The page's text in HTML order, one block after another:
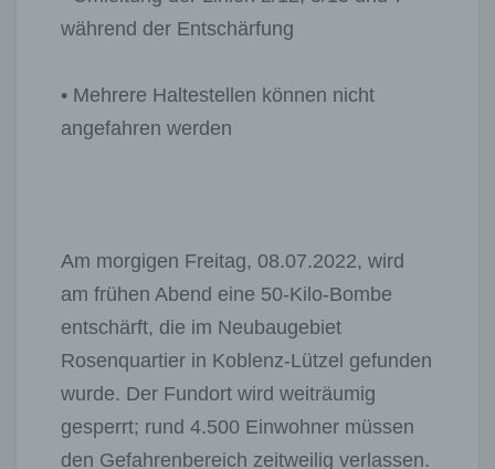
während der Entschärfung
• Mehrere Haltestellen können nicht
angefahren werden
Am morgigen Freitag, 08.07.2022, wird
am frühen Abend eine 50-Kilo-Bombe
entschärft, die im Neubaugebiet
Rosenquartier in Koblenz-Lützel gefunden
wurde. Der Fundort wird weiträumig
gesperrt; rund 4.500 Einwohner müssen
den Gefahrenbereich zeitweilig verlassen.